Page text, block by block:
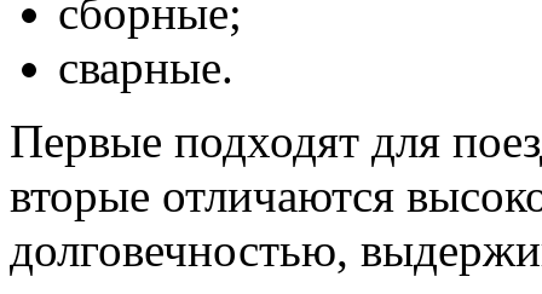
сборные;
сварные.
Первые подходят для
вторые отличаются
долговечностью,